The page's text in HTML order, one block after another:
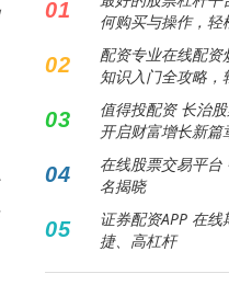
01
何购买与操作，轻
02
配资专业在线配
知识入门全攻略，
03
值得投配资 长治
开启财富增长新篇
04
在线股票交易平
名揭晓
05
证券配资APP 在
捷、高杠杆